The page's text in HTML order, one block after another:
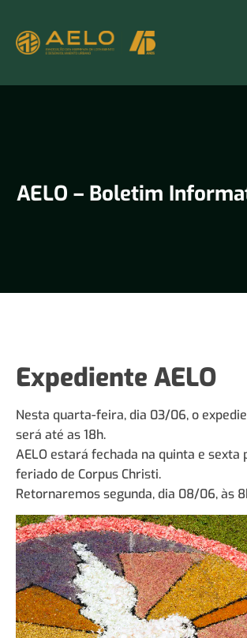
AELO – Boletim
Expediente AELO
Nesta quarta-feira, dia 03/06, o
será até as 18h.
AELO estará fechada na quinta e sexta
feriado de Corpus Christi.
Retornaremos segunda, dia 08/06, às